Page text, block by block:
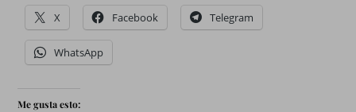
X Facebook Telegram
WhatsApp
Me gusta esto: